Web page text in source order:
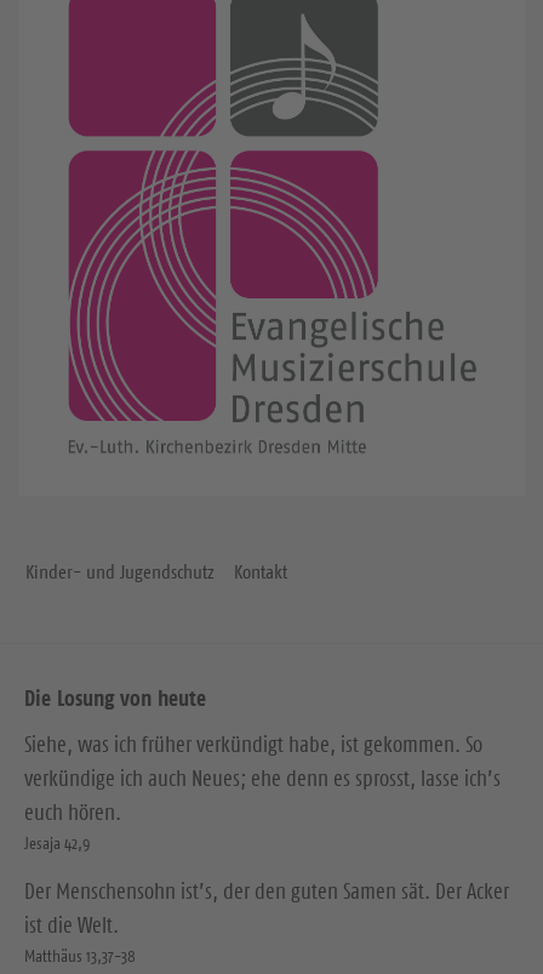
Kinder- und Jugendschutz Kontakt
Die Losung von heute
Siehe, was ich früher verkündigt habe, ist gekommen. So
verkündige ich auch Neues; ehe denn es sprosst, lasse ich’s
euch hören.
Jesaja 42,9
Der Menschensohn ist’s, der den guten Samen sät. Der Acker
ist die Welt.
Matthäus 13,37-38